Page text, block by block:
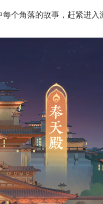
个角落的故事，赶紧进入